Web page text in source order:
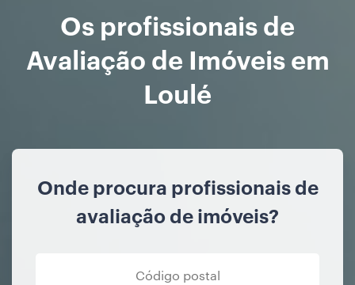
Os profissionais de
Avaliação de Imóveis em
Loulé
Onde procura profissionais de
avaliação de imóveis?